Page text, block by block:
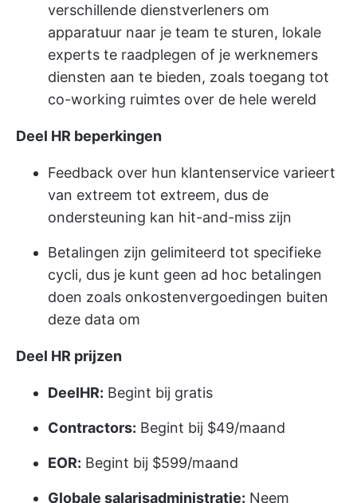
verschillende dienstverleners om
apparatuur naar je team te sturen, lokale
experts te raadplegen of je werknemers
diensten aan te bieden, zoals toegang tot
co-working ruimtes over de hele wereld
Deel HR beperkingen
Feedback over hun klantenservice varieert
van extreem tot extreem, dus de
ondersteuning kan hit-and-miss zijn
Betalingen zijn gelimiteerd tot specifieke
cycli, dus je kunt geen ad hoc betalingen
doen zoals onkostenvergoedingen buiten
deze data om
Deel HR prijzen
DeelHR: Begint bij gratis
Contractors: Begint bij $49/maand
EOR: Begint bij $599/maand
Globale salarisadministratie: Neem